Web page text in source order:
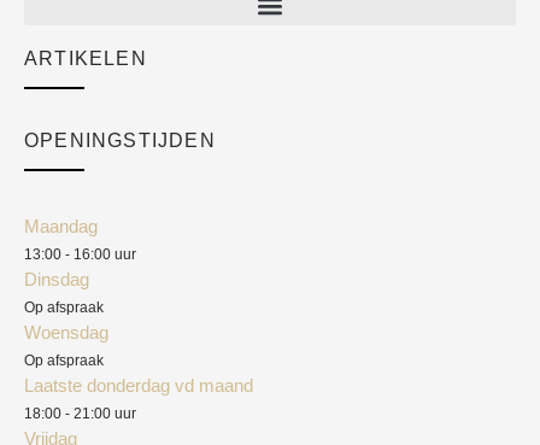
Academy
ARTIKELEN
OPENINGSTIJDEN
Maandag
13:00 - 16:00 uur
Dinsdag
Op afspraak
Woensdag
Op afspraak
Laatste donderdag vd maand
18:00 - 21:00 uur
Vrijdag